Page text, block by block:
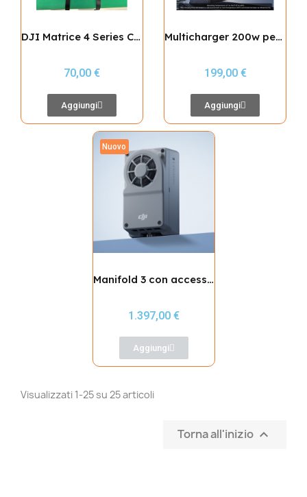
DJI Matrice 4 Series Carrying Case Strap
70,00 €
Aggiungi
Multicharger 200w per carica simultanea 3 batterie per Matrice 4
199,00 €
Aggiungi
Nuovo
Manifold 3 con accessory KIT per Matrice 4
1.397,00 €
Aggiungi
Visualizzati 1-25 su 25 articoli
Torna all'inizio 